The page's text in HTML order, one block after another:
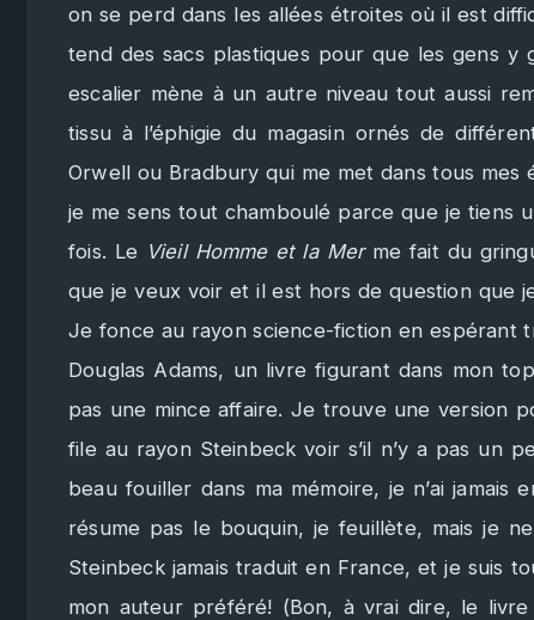
on se perd dans les allées étroites où il est
tend des sacs plastiques pour que les gens y
escalier mène à un autre niveau tout aussi
tissu à l’éphigie du magasin ornés de
Orwell ou Bradbury qui me met dans tous mes
je me sens tout chamboulé parce que je tiens
fois. Le Vieil Homme et la Merme fait du
que je veux voir et il est hors de question que
Je fonce au rayon science-fiction en espérant
Douglas Adams, un livre figurant dans mon
pas une mince affaire. Je trouve une version
file au rayon Steinbeck voir s’il n’y a pas un
beau fouiller dans ma mémoire, je n’ai
résume pas le bouquin, je feuillète, mais je
Steinbeck jamais traduit en France, et je suis
mon auteur préféré! (Bon, à vrai dire, le